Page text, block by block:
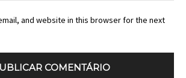
and website in this browser for the next